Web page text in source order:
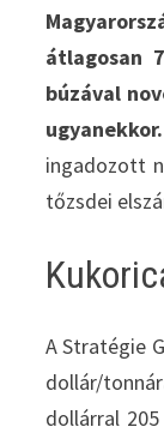
átlagosan
búzával
ugyanekkor.
ingadozott
tőzsdei
A Stratégie
dollár/
dollárral